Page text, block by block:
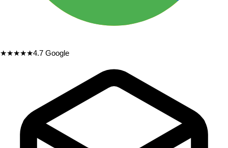
★★★★★4.7 Google